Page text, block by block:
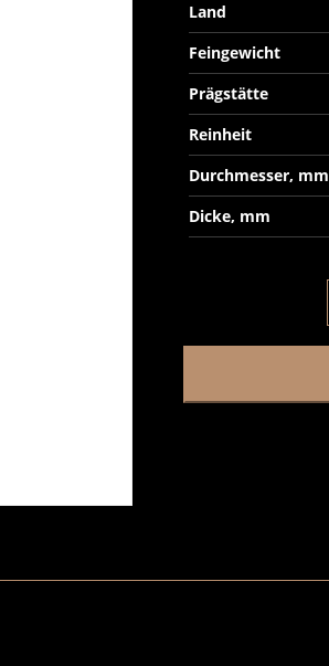
Land
Feingewicht
Prägstätte
Reinheit
Durchmesser, mm
Dicke, mm